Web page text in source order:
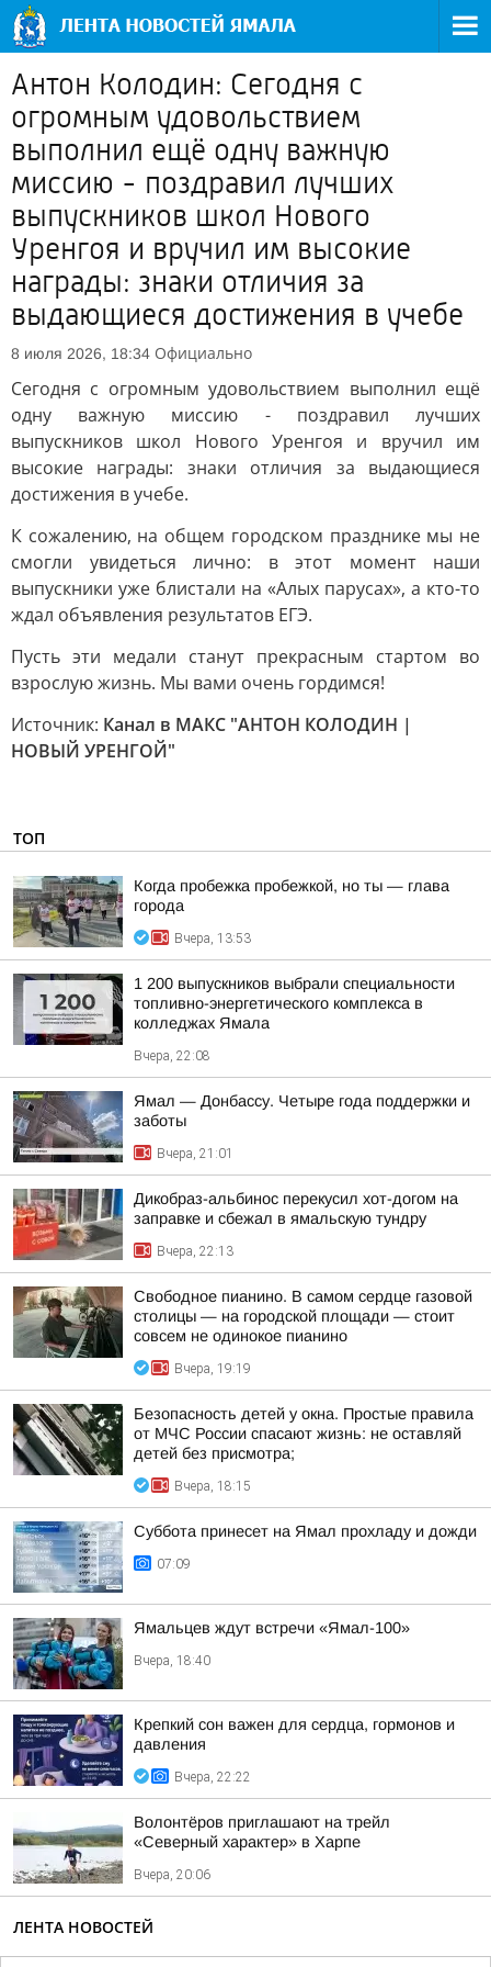
Антон Колодин: Сегодня с
огромным удовольствием
выполнил ещё одну важную
миссию - поздравил лучших
выпускников школ Нового
Уренгоя и вручил им высокие
награды: знаки отличия за
выдающиеся достижения в учебе
8 июля 2026, 18:34 Официально
Сегодня с огромным удовольствием выполнил ещё
одну важную миссию - поздравил лучших
выпускников школ Нового Уренгоя и вручил им
высокие награды: знаки отличия за выдающиеся
достижения в учебе.
К сожалению, на общем городском празднике мы не
смогли увидеться лично: в этот момент наши
выпускники уже блистали на «Алых парусах», а кто-то
ждал объявления результатов ЕГЭ.
Пусть эти медали станут прекрасным стартом во
взрослую жизнь. Мы вами очень гордимся!
Источник: Канал в МАКС "АНТОН КОЛОДИН |
НОВЫЙ УРЕНГОЙ"
ТОП
Когда пробежка пробежкой, но ты — глава
города
Вчера, 13:53
1 200 выпускников выбрали специальности
топливно-энергетического комплекса в
колледжах Ямала
Вчера, 22:08
Ямал — Донбассу. Четыре года поддержки и
заботы
Вчера, 21:01
Дикобраз-альбинос перекусил хот-догом на
заправке и сбежал в ямальскую тундру
Вчера, 22:13
Свободное пианино. В самом сердце газовой
столицы — на городской площади — стоит
совсем не одинокое пианино
Вчера, 19:19
Безопасность детей у окна. Простые правила
от МЧС России спасают жизнь: не оставляй
детей без присмотра;
Вчера, 18:15
Суббота принесет на Ямал прохладу и дожди
07:09
Ямальцев ждут встречи «Ямал-100»
Вчера, 18:40
Крепкий сон важен для сердца, гормонов и
давления
Вчера, 22:22
Волонтёров приглашают на трейл
«Северный характер» в Харпе
Вчера, 20:06
ЛЕНТА НОВОСТЕЙ